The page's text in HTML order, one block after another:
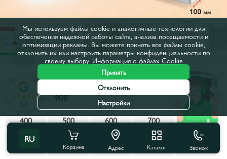
Код товара:KO220509
Ширина, мм :900
400
500 600 700
800
900
1000 1100 1200
1400
RU
Корзина Адрес Каталог Звонок
4.8
Мы используем файлы cookie и аналогичные технологии для
обеспечения надежной работы сайта, анализа посещаемости и
оптимизации рекламы. Вы можете принять все файлы cookie,
отклонить их или настроить параметры конфиденциальности по
своему выбору. Информация о файлах Cookie
Принять
Отклонить
Настройки